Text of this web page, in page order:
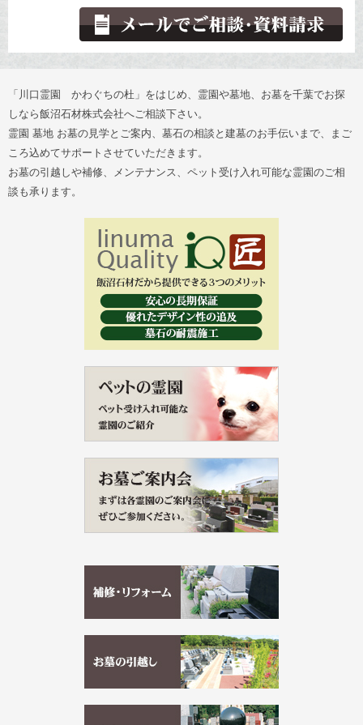
「川口霊園 かわぐちの杜」をはじめ、霊園や墓地、お墓を千葉でお探
しなら飯沼石材株式会社へご相談下さい。
霊園 墓地 お墓の見学とご案内、墓石の相談と建墓のお手伝いまで、まご
ころ込めてサポートさせていただきます。
お墓の引越しや補修、メンテナンス、ペット受け入れ可能な霊園のご相
談も承ります。